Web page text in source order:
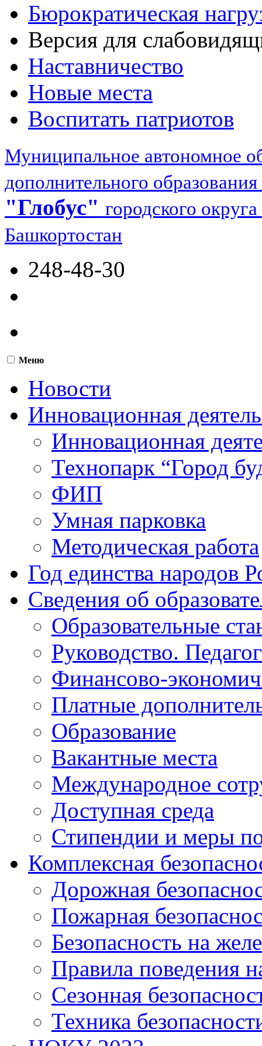
Бюрократическая
Версия для
Наставничество
Новые места
Воспитать патриотов
Муниципальное автономное
дополнительного образования
"Глобус" городского
Башкортостан
248-48-30
Меню
Новости
Инновационная
Инновационная
Технопарк “Город
ФИП
Умная парковка
Методическая работа
Год единства народов
Сведения об
Образовательные
Руководство.
Финансово-
Платные
Образование
Вакантные места
Международное
Доступная среда
Стипендии и меры
Комплексная
Дорожная
Пожарная
Безопасность на
Правила поведения
Сезонная
Техника